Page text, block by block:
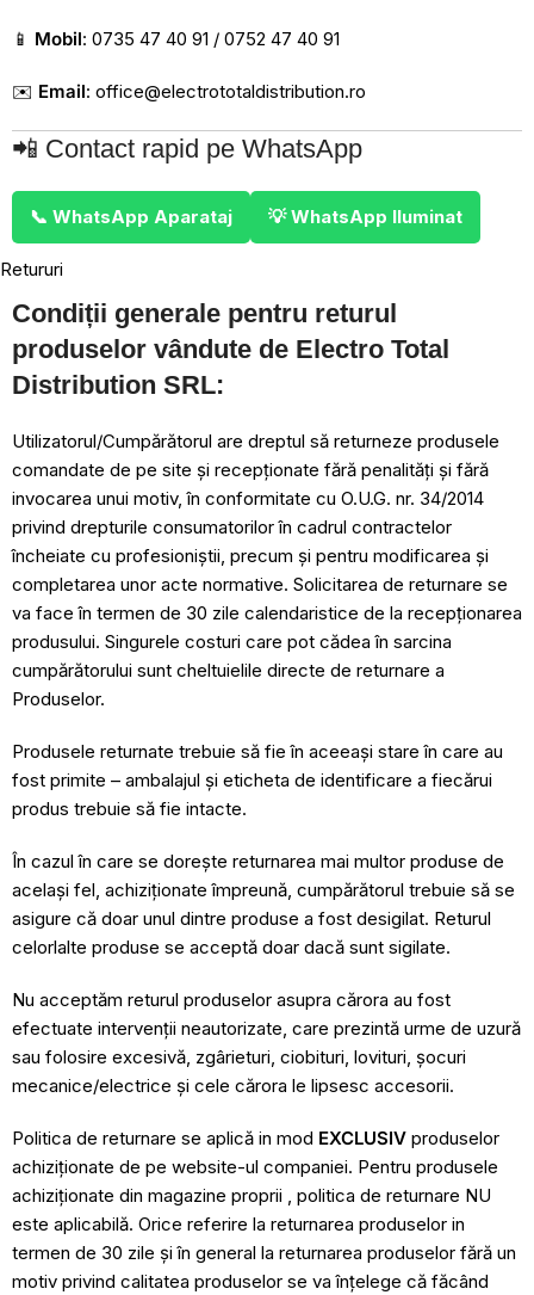
📱 Mobil: 0735 47 40 91 / 0752 47 40 91
✉️ Email: office@electrototaldistribution.ro
📲 Contact rapid pe WhatsApp
📞 WhatsApp Aparataj 💡 WhatsApp Iluminat
Retururi
Condiții generale pentru returul
produselor vândute de Electro Total
Distribution SRL:
Utilizatorul/Cumpărătorul are dreptul să returneze produsele
comandate de pe site și recepționate fără penalități și fără
invocarea unui motiv, în conformitate cu O.U.G. nr. 34/2014
privind drepturile consumatorilor în cadrul contractelor
încheiate cu profesioniștii, precum și pentru modificarea și
completarea unor acte normative. Solicitarea de returnare se
va face în termen de 30 zile calendaristice de la recepționarea
produsului. Singurele costuri care pot cădea în sarcina
cumpărătorului sunt cheltuielile directe de returnare a
Produselor.
Produsele returnate trebuie să fie în aceeași stare în care au
fost primite – ambalajul și eticheta de identificare a fiecărui
produs trebuie să fie intacte.
În cazul în care se dorește returnarea mai multor produse de
același fel, achiziționate împreună, cumpărătorul trebuie să se
asigure că doar unul dintre produse a fost desigilat. Returul
celorlalte produse se acceptă doar dacă sunt sigilate.
Nu acceptăm returul produselor asupra cărora au fost
efectuate intervenții neautorizate, care prezintă urme de uzură
sau folosire excesivă, zgârieturi, ciobituri, lovituri, șocuri
mecanice/electrice și cele cărora le lipsesc accesorii.
Politica de returnare se aplică in mod EXCLUSIV produselor
achiziționate de pe website-ul companiei. Pentru produsele
achiziționate din magazine proprii , politica de returnare NU
este aplicabilă. Orice referire la returnarea produselor in
termen de 30 zile și în general la returnarea produselor fără un
motiv privind calitatea produselor se va înțelege că făcând